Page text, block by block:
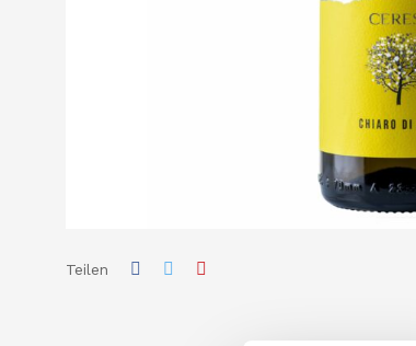
Teilen